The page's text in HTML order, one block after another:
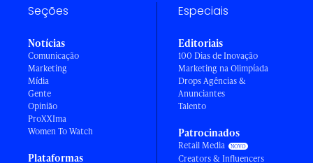
Seções
Notícias
Comunicação
Marketing
Mídia
Gente
Opinião
ProXXIma
Women To Watch
Plataformas
Especiais
Editoriais
100 Dias de Inovação
Marketing na Olimpíada
Drops Agências &
Anunciantes
Talento
Patrocinados
Retail Media
Creators & Influencers